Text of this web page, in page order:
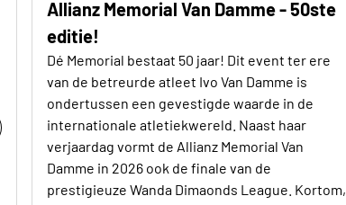
Allianz Memorial Van Damme - 50ste
editie!
Dé Memorial bestaat 50 jaar! Dit event ter ere
van de betreurde atleet Ivo Van Damme is
ondertussen een gevestigde waarde in de
internationale atletiekwereld. Naast haar
verjaardag vormt de Allianz Memorial Van
Damme in 2026 ook de finale van de
prestigieuze Wanda Dimaonds League. Kortom,